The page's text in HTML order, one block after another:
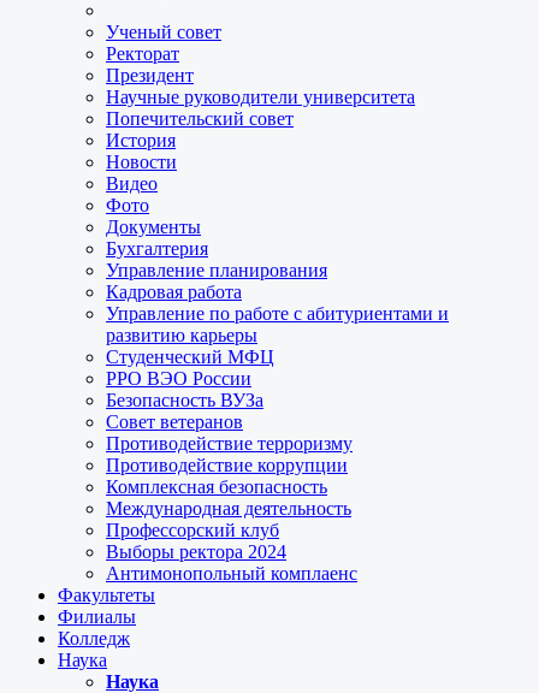
Ученый совет
Ректорат
Президент
Научные руководители университета
Попечительский совет
История
Новости
Видео
Фото
Документы
Бухгалтерия
Управление планирования
Кадровая работа
Управление по работе с абитуриентами и
развитию карьеры
Студенческий МФЦ
РРО ВЭО России
Безопасность ВУЗа
Совет ветеранов
Противодействие терроризму
Противодействие коррупции
Комплексная безопасность
Международная деятельность
Профессорский клуб
Выборы ректора 2024
Антимонопольный комплаенс
Факультеты
Филиалы
Колледж
Наука
Наука